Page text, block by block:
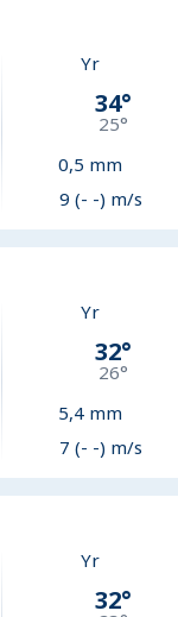
Yr
34°
25°
0,5 mm
9 (- -) m/s
Yr
32°
26°
5,4mm
7 (- -) m/s
Yr
32°